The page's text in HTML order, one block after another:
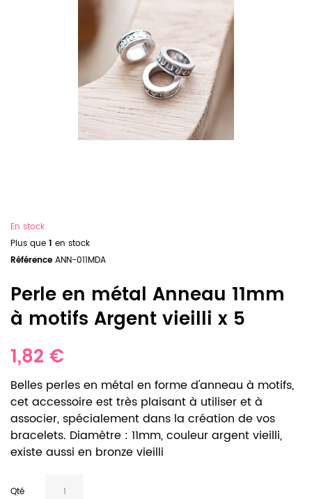
En stock
Plus que 1 en stock
Référence ANN-011MDA
Perle en métal Anneau 11mm
à motifs Argent vieilli x 5
1,82 €
Belles perles en métal en forme d'anneau à motifs,
cet accessoire est très plaisant à utiliser et à
associer, spécialement dans la création de vos
bracelets. Diamètre : 11mm, couleur argent vieilli,
existe aussi en bronze vieilli
Qté